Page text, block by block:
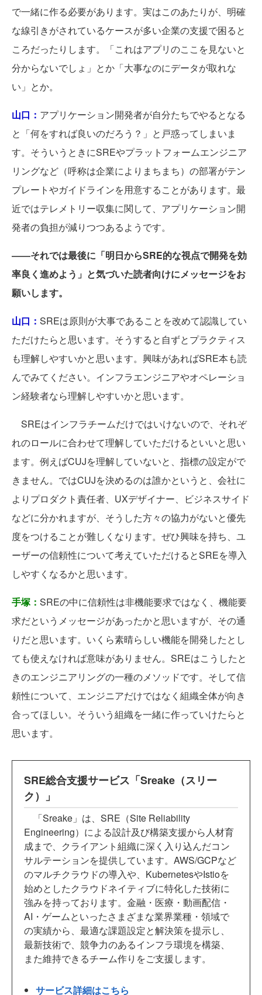
で一緒に作る必要があります。実はこのあたりが、明確
な線引きがされているケースが多い企業の支援で困ると
ころだったりします。「これはアプリのここを見ないと
分からないでしょ」とか「大事なのにデータが取れな
い」とか。
山口： アプリケーション開発者が自分たちでやるとなる
と「何をすれば良いのだろう？」と戸惑ってしまいま
す。そういうときにSREやプラットフォームエンジニア
リングなど（呼称は企業によりまちまち）の部署がテン
プレートやガイドラインを用意することがあります。最
近ではテレメトリー収集に関して、アプリケーション開
発者の負担が減りつつあるようです。
――それでは最後に「明日からSRE的な視点で開発を効
率良く進めよう」と気づいた読者向けにメッセージをお
願いします。
山口： SREは原則が大事であることを改めて認識してい
ただけたらと思います。そうすると自ずとプラクティス
も理解しやすいかと思います。興味があればSRE本も読
んでみてください。インフラエンジニアやオペレーショ
ン経験者なら理解しやすいかと思います。
SREはインフラチームだけではいけないので、それぞ
れのロールに合わせて理解していただけるといいと思い
ます。例えばCUJを理解していないと、指標の設定がで
きません。ではCUJを決めるのは誰かというと、会社に
よりプロダクト責任者、UXデザイナー、ビジネスサイド
などに分かれますが、そうした方々の協力がないと優先
度をつけることが難しくなります。ぜひ興味を持ち、ユ
ーザーの信頼性について考えていただけるとSREを導入
しやすくなるかと思います。
手塚： SREの中に信頼性は非機能要求ではなく、機能要
求だというメッセージがあったかと思いますが、その通
りだと思います。いくら素晴らしい機能を開発したとし
ても使えなければ意味がありません。SREはこうしたと
きのエンジニアリングの一種のメソッドです。そして信
頼性について、エンジニアだけではなく組織全体が向き
合ってほしい。そういう組織を一緒に作っていけたらと
思います。
SRE総合支援サービス「Sreake（スリー
ク）」
「Sreake」は、SRE（Site Reliability
Engineering）による設計及び構築支援から人材育
成まで、クライアント組織に深く入り込んだコン
サルテーションを提供しています。AWS/GCPなど
のマルチクラウドの導入や、KubernetesやIstioを
始めとしたクラウドネイティブに特化した技術に
強みを持っております。金融・医療・動画配信・
AI・ゲームといったさまざまな業界業種・領域で
の実績から、最適な課題設定と解決策を提示し、
最新技術で、競争力のあるインフラ環境を構築、
また維持できるチーム作りをご支援します。
サービス詳細はこちら